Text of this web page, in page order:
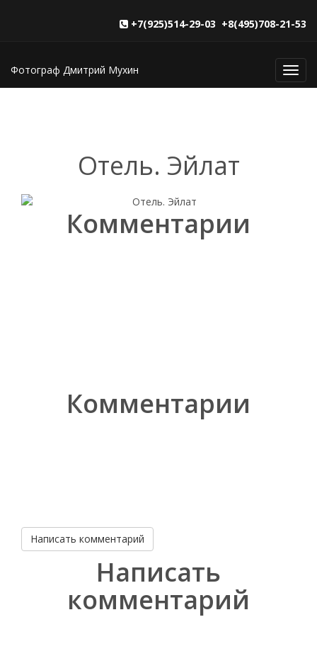
+7(925)514-29-03 +8(495)708-21-53
Фотограф Дмитрий Мухин
Отель. Эйлат
Комментарии
Комментарии
Написать комментарий
Написать
комментарий